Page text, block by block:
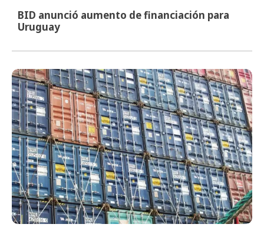
BID anunció aumento de financiación para
Uruguay